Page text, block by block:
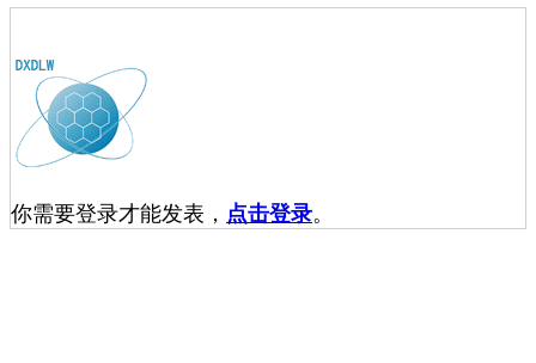
你需要登录才能发表， 点击登录。